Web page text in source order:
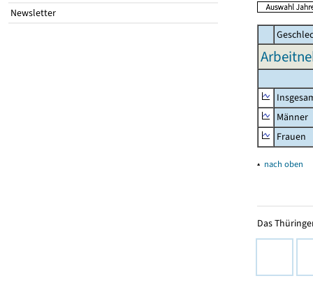
Newsletter
Männer
Frauen
▴ nach oben
Das